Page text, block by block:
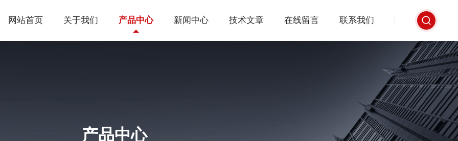
网站首页 关于我们 产品中心 新闻中心 技术文章 在线留言 联系我们
产品中心